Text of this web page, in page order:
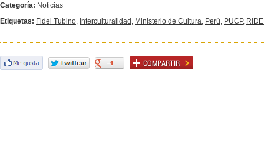
Categoría: Noticias
Etiquetas: Fidel Tubino, Interculturalidad , Ministerio de Cultura, Perú, PUCP,